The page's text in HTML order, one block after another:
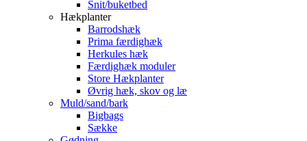
Snit/buketbed
Hækplanter
Barrodshæk
Prima færdighæk
Herkules hæk
Færdighæk moduler
Store Hækplanter
Øvrig hæk, skov og læ
Muld/sand/bark
Bigbags
Sække